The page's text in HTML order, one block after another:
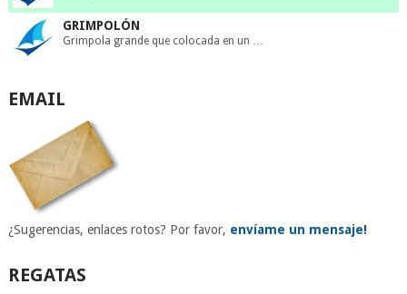
GRIMPOLÓN
Grimpola grande que colocada en un …
EMAIL
¿Sugerencias, enlaces rotos? Por favor, envíame un mensaje!
REGATAS